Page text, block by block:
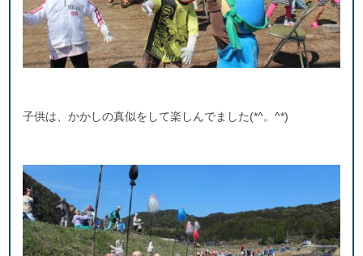
子供は、かかしの真似をして楽しんでました(*^。^*)